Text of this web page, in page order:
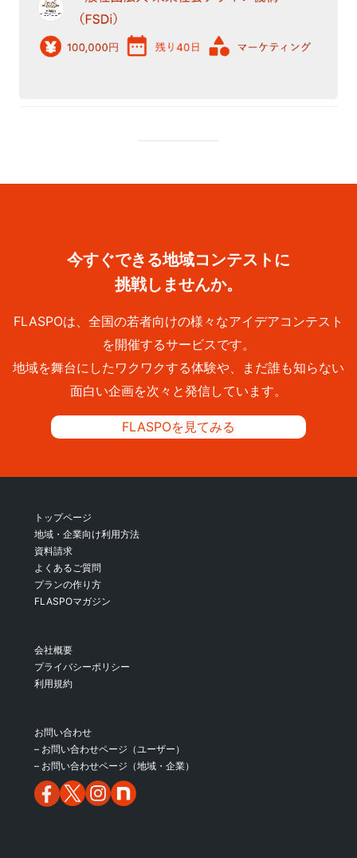
今すぐできる地域コンテストに
挑戦しませんか。
FLASPOは、全国の若者向けの様々なアイデアコンテスト
を開催するサービスです。
地域を舞台にしたワクワクする体験や、まだ誰も知らない
面白い企画を次々と発信しています。
FLASPOを見てみる
トップページ
地域・企業向け利用方法
資料請求
よくあるご質問
プランの作り方
FLASPOマガジン
会社概要
プライバシーポリシー
利用規約
お問い合わせ
– お問い合わせページ（ユーザー）
– お問い合わせページ（地域・企業）